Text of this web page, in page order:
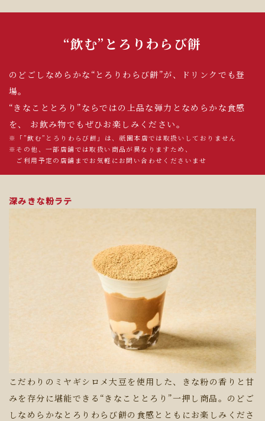
“飲む”とろりわらび餅
のどごしなめらかな“とろりわらび餅”が、ドリンクでも登
場。
“きなこととろり”ならではの上品な弾力となめらかな食感
を、
お飲み物でもぜひお楽しみください。
※「”飲む”とろりわらび餅」は、祇園本店では取扱いしておりません
※その他、一部店舗では取扱い商品が異なりますため、
ご利用予定の店舗までお気軽にお問い合わせくださいませ
深みきな粉ラテ
こだわりのミヤギシロメ大豆を使用した、きな粉の香りと甘
みを存分に堪能できる“きなこととろり”一押し商品。のどご
しなめらかなとろりわらび餅の食感とともにお楽しみくださ